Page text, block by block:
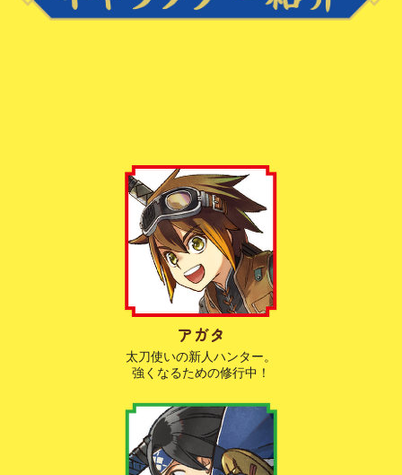
アガタ
太刀使いの新人ハンター。
強くなるための修行中！